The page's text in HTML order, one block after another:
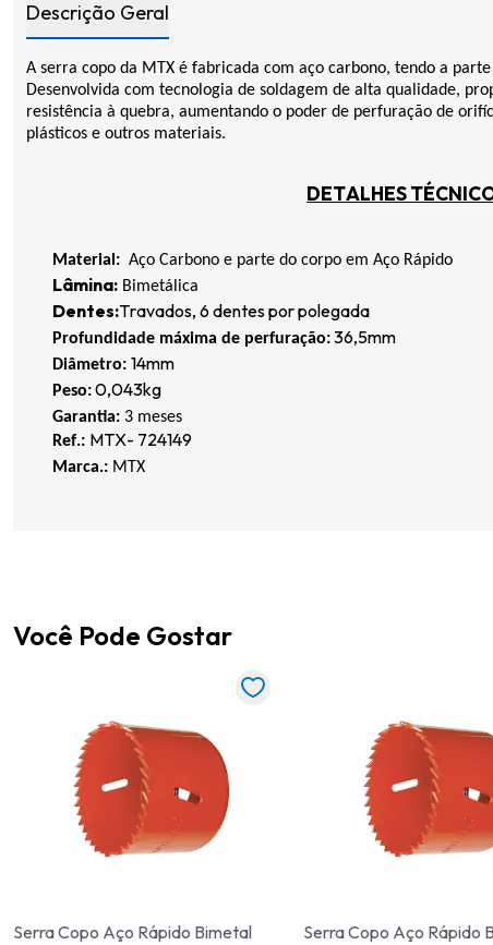
Descrição Geral
A serra copo da MTX é fabricada com aço carbono, tendo a
Desenvolvida com tecnologia de soldagem de alta qualidade,
resistência à quebra, aumentando o poder de perfuração de
plásticos e outros materiais.
DETALHES
Material: Aço Carbono e parte do corpo em Aço Rápido
Lâmina: Bimetálica
Dentes:Travados, 6 dentes por polegada
Profundidade máxima de perfuração:36,5mm
Diâmetro: 14mm
Peso:0,043kg
Garantia: 3 meses
Ref.: MTX- 724149
Marca.: MTX
Você Pode Gostar
Serra Copo Aço Rápido Bimetal
Serra Copo Aço Rápido